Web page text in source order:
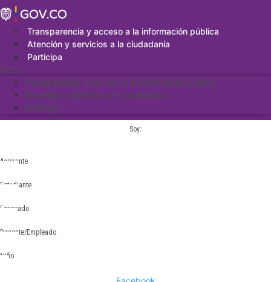
Saltar
al
contenidoTransparencia y acceso a la información pública
Atención y servicios a la ciudadanía
Participa
Menu
Transparencia y acceso a la información pública
Atención y servicios a la ciudadanía
Participa
Soy:
Aspirante
Estudiante
Egresado
Docente/Empleado
Niño